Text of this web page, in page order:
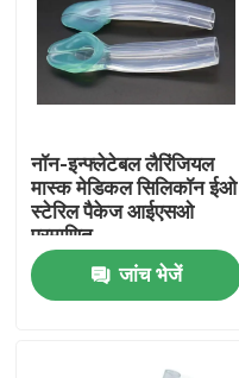
नॉन-इन्फ्लेटेबल लैरिंजियल
मास्क मेडिकल सिलिकॉन ईओ
स्टेरिल पैकेज आईएसओ
प्रमाणित
जांच भेजें